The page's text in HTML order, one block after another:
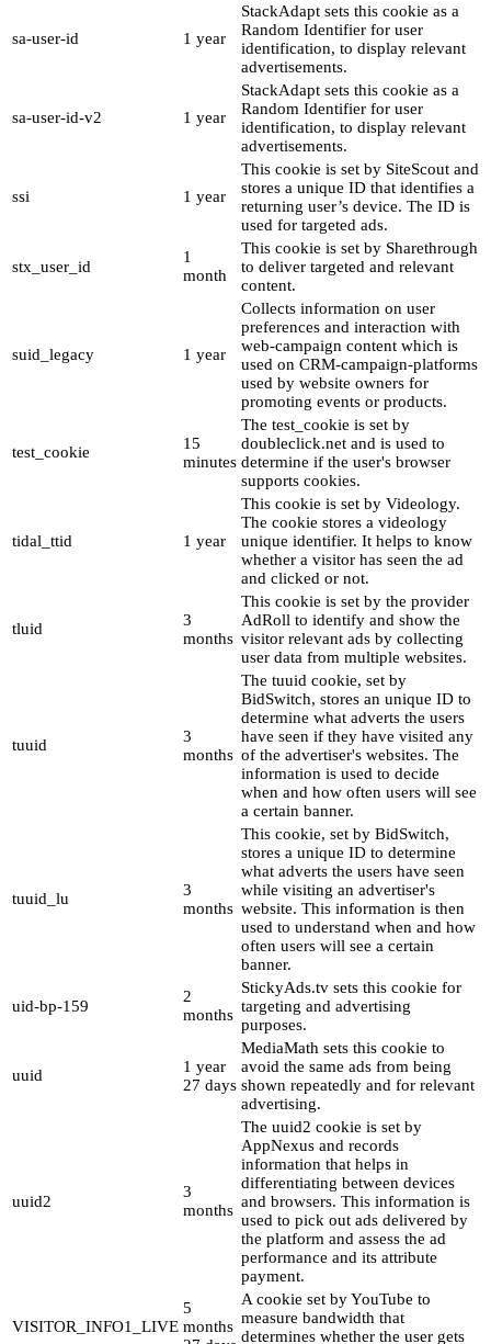
sa-user-id 1 year
StackAdapt sets this cookie as a
Random Identifier for user
identification, to display relevant
advertisements.
sa-user-id-v2 1 year
StackAdapt sets this cookie as a
Random Identifier for user
identification, to display relevant
advertisements.
ssi 1 year
This cookie is set by SiteScout and
stores a unique ID that identifies a
returning user’s device. The ID is
used for targeted ads.
stx_user_id
1
month
This cookie is set by Sharethrough
to deliver targeted and relevant
content.
suid_legacy 1 year
Collects information on user
preferences and interaction with
web-campaign content which is
used on CRM-campaign-platforms
used by website owners for
promoting events or products.
test_cookie
15
minutes
The test_cookie is set by
doubleclick.net and is used to
determine if the user's browser
supports cookies.
tidal_ttid 1 year
This cookie is set by Videology.
The cookie stores a videology
unique identifier. It helps to know
whether a visitor has seen the ad
and clicked or not.
tluid
3
months
This cookie is set by the provider
AdRoll to identify and show the
visitor relevant ads by collecting
user data from multiple websites.
tuuid
3
months
The tuuid cookie, set by
BidSwitch, stores an unique ID to
determine what adverts the users
have seen if they have visited any
of the advertiser's websites. The
information is used to decide
when and how often users will see
a certain banner.
tuuid_lu
3
months
This cookie, set by BidSwitch,
stores a unique ID to determine
what adverts the users have seen
while visiting an advertiser's
website. This information is then
used to understand when and how
often users will see a certain
banner.
uid-bp-159
2
months
StickyAds.tv sets this cookie for
targeting and advertising
purposes.
uuid
1 year
27 days
MediaMath sets this cookie to
avoid the same ads from being
shown repeatedly and for relevant
advertising.
uuid2
3
months
The uuid2 cookie is set by
AppNexus and records
information that helps in
differentiating between devices
and browsers. This information is
used to pick out ads delivered by
the platform and assess the ad
performance and its attribute
payment.
VISITOR_INFO1_LIVE
5
months
A cookie set by YouTube to
measure bandwidth that
determines whether the user gets